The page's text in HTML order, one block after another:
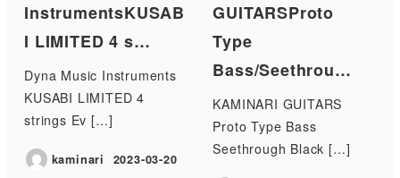
InstrumentsKUSAB
I LIMITED 4 s…
Dyna Music Instruments
KUSABI LIMITED 4
strings Ev […]
kaminari
投稿日
2023-03-20
GUITARSProto
Type
Bass/Seethrou…
KAMINARI GUITARS
Proto Type Bass
Seethrough Black […]